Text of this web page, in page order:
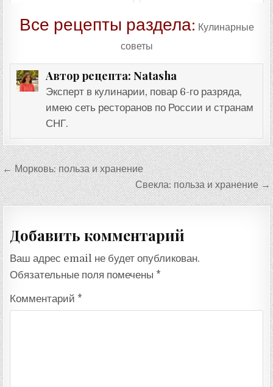
Все рецепты раздела: Кулинарные
советы
Автор рецепта: Natasha
Эксперт в кулинарии, повар 6-го разряда,
имею сеть ресторанов по России и странам
СНГ.
Навигация
по
записям
← Морковь: польза и хранение
Свекла: польза и хранение →
Добавить комментарий
Ваш адрес email не будет опубликован.
Обязательные поля помечены *
Комментарий *